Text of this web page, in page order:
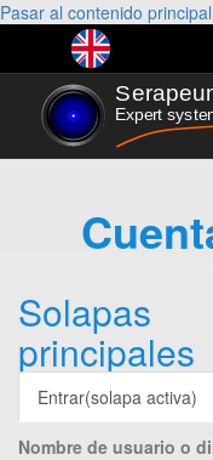
Pasar al contenido principal
Solapas
principales
Entrar(solapa activa)
Nombre de usuario o